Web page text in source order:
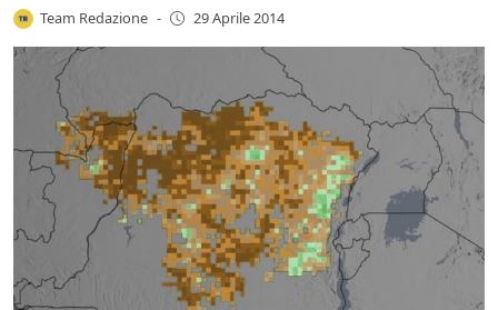
Team Redazione - 29 Aprile 2014